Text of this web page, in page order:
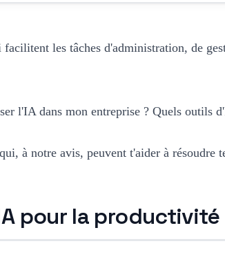
facilitent les tâches d'administration, de
l'IA dans mon entreprise ? Quels outils
à notre avis, peuvent t'aider à résoudre
pour la productivité